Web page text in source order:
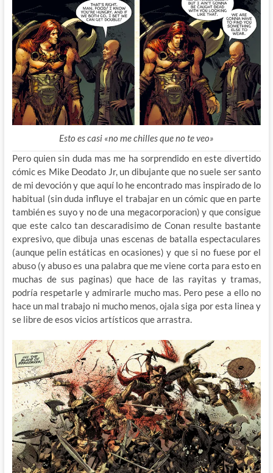
Esto es casi «no me chilles que no te veo»
Pero quien sin duda mas me ha sorprendido en este divertido
cómic es Mike Deodato Jr, un dibujante que no suele ser santo
de mi devoción y que aquí lo he encontrado mas inspirado de lo
habitual (sin duda influye el trabajar en un cómic que en parte
también es suyo y no de una megacorporacion) y que consigue
que este calco tan descaradisimo de Conan resulte bastante
expresivo, que dibuja unas escenas de batalla espectaculares
(aunque pelin estáticas en ocasiones) y que si no fuese por el
abuso (y abuso es una palabra que me viene corta para esto en
muchas de sus paginas) que hace de las rayitas y tramas,
podría respetarle y admirarle mucho mas. Pero pese a ello no
hace un mal trabajo ni mucho menos, ojala siga por esta linea y
se libre de esos vicios artísticos que arrastra.